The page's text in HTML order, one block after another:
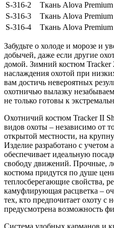
S-316-2
Ткань Alova
S-316-3
Ткань Alova
S-316-4
Ткань Alova
Забудьте о холоде и морозе и
добычей, даже если другие
домой. Зимний костюм Tracker
наслаждения охотой при
вам достичь невероятных
охотничью вылазку
не только готовы к
Охотничий костюм Tracker II
видов охоты – независимо от
открытой местности, на
Изделие разработано с учетом
обеспечивает идеальную
свободу движений. Прочные,
костюма придутся по душе
теплосберегающие свойства,
камуфлирующая расцветка –
тех, кто предпочитает охоту с
предусмотрена возможность